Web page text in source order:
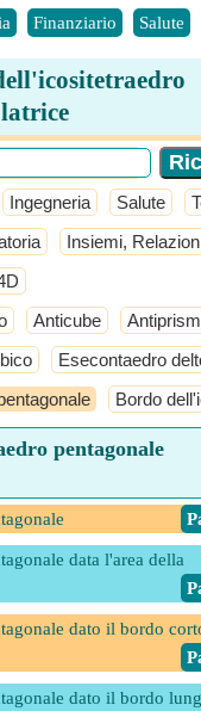
Finanziario Salute
Ingegneria Salute
Insiemi,
Anticube
Esecontaedro
Bordo
pentagonale
data l'area della
dato il bordo
dato il bordo